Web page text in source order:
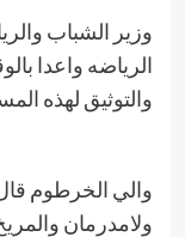
وزير الشباب
الرياضه واعدا
والتوثيق لهذه
والي الخرطوم
ولامدرمان